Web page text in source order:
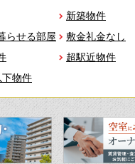
新築物件
らせる部屋
敷金礼金なし
超駅近物件
下物件